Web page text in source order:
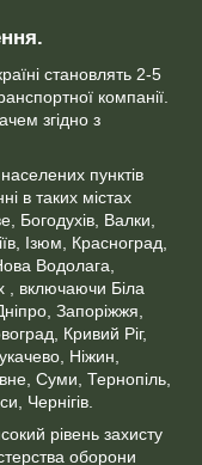
становлять 2-5
компанії.
згідно з
пунктів
в таких містах
Богодухів, Валки,
Ізюм, Красноград,
Водолага,
, включаючи Біла
Запоріжжя,
Кривий Ріг,
Ніжин,
Суми, Тернопіль,
Чернігів.
рівень захисту
оборони